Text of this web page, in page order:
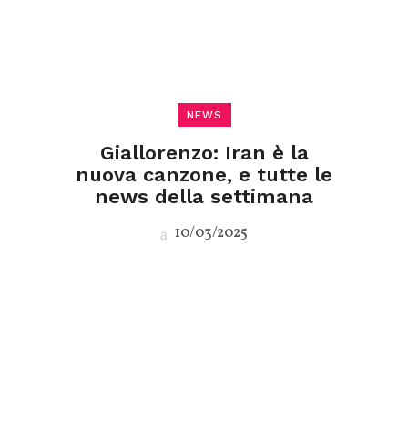
NEWS
Giallorenzo: Iran è la
nuova canzone, e tutte le
news della settimana
10/03/2025